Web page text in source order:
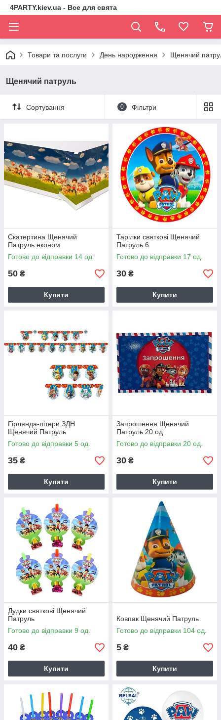
4PARTY.kiev.ua - Все для свята
Товари та послуги День народження Щенячий
Щенячий патруль
Сортування 0 Фільтри
Скатертина Щенячий
Патруль економ
Готово до відправки 14 од.
50 ₴
Купити
Тарілки святкові Щенячий
Патруль 6
Готово до відправки 17 од.
30 ₴
Купити
Гірлянда-літери ЗДН
Щенячий Патруль
Готово до відправки 5 од.
35 ₴
Купити
Запрошення Щенячий
Патруль 20 од
Готово до відправки 20 од.
30 ₴
Купити
Дудки святкові Щенячий
Патруль
Готово до відправки 9 од.
40 ₴
Купити
Ковпак Щенячий Патруль
Готово до відправки 104 од.
5 ₴
Купити